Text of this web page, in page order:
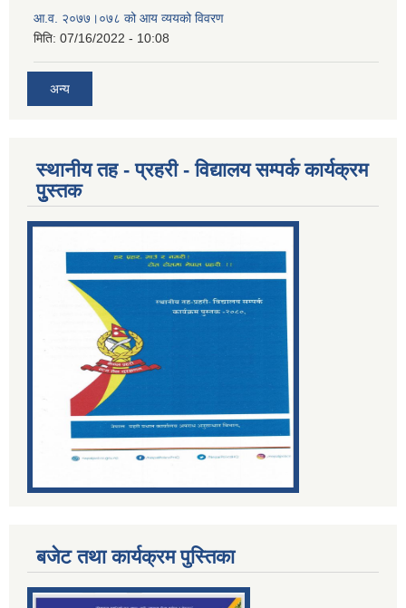
आ.व. २०७७।०७८ को आय व्ययको विवरण
मिति: 07/16/2022 - 10:08
अन्य
स्थानीय तह - प्रहरी - विद्यालय सम्पर्क कार्यक्रम
पुुस्तक
बजेट तथा कार्यक्रम पुस्तिका